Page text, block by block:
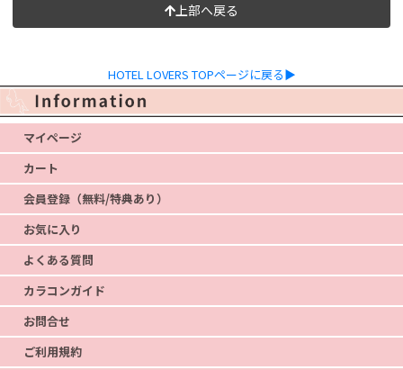
上部へ戻る
HOTEL LOVERS TOPページに戻る▶
マイページ
カート
会員登録（無料/特典あり）
お気に入り
よくある質問
カラコンガイド
お問合せ
ご利用規約